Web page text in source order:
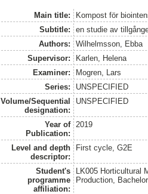
Main title:
Kompost för
Subtitle:
en studie av
Authors:
Wilhelmsson, Ebba
Supervisor:
Karlen, Helena
Examiner:
Mogren, Lars
Series:
UNSPECIFIED
Volume/Sequential
designation:
UNSPECIFIED
Year of
Publication:
2019
Level and depth
descriptor:
First cycle, G2E
Student's
programme
affiliation:
LK005 Horticultural
Production,